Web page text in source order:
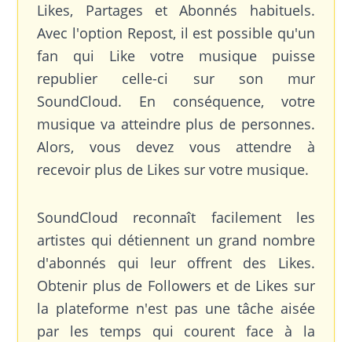
Likes, Partages et Abonnés habituels.
Avec l'option Repost, il est possible qu'un
fan qui Like votre musique puisse
republier celle-ci sur son mur
SoundCloud. En conséquence, votre
musique va atteindre plus de personnes.
Alors, vous devez vous attendre à
recevoir plus de Likes sur votre musique.
SoundCloud reconnaît facilement les
artistes qui détiennent un grand nombre
d'abonnés qui leur offrent des Likes.
Obtenir plus de Followers et de Likes sur
la plateforme n'est pas une tâche aisée
par les temps qui courent face à la